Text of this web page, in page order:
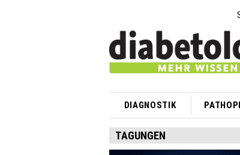
DIAGNOSTIK
TAGUNGEN